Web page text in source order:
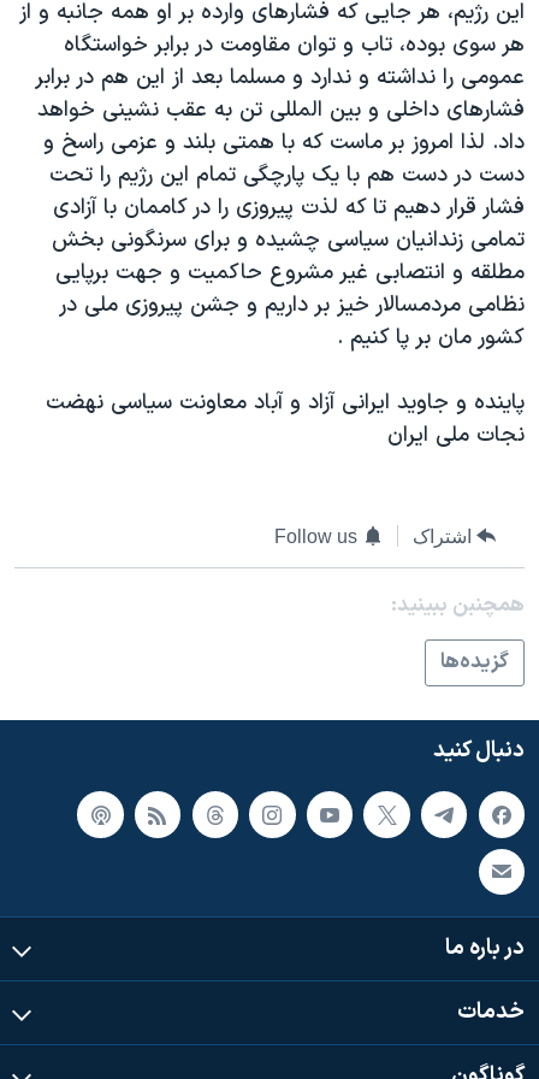
نرگس محمدی برنده جایزه نوبل صلح
همایش محافظه‌کاران آمریکا «سی‌پک»
صفحه‌های ویژه
سفر پرزیدنت ترامپ به چین
اين رژيم، هر جايی که فشارهای وارده بر او همه جانبه و از
هر سوی بوده، تاب و توان مقاومت در برابر خواستگاه
عمومی را نداشته و ندارد و مسلما بعد از اين هم در برابر
فشارهای داخلی و بين المللی تن به عقب نشينی خواهد
داد. لذا امروز بر ماست که با همتی بلند و عزمی راسخ و
دست در دست هم با يک پارچگی تمام اين رژيم را تحت
فشار قرار دهيم تا که لذت پيروزی را در کاممان با آزادی
تمامی زندانيان سياسی چشيده و برای سرنگونی بخش
مطلقه و انتصابی غير مشروع حاکميت و جهت برپايی
نظامی مردمسالار خيز بر داريم و جشن پيروزی ملی در
کشور مان بر پا کنيم .
پاينده و جاويد ايرانی آزاد و آباد معاونت سياسی نهضت
نجات ملی ايران
اشتراک Follow us
همچنبن ببینید:
گزيده‌ها
دنبال کنید
در باره ما
خدمات